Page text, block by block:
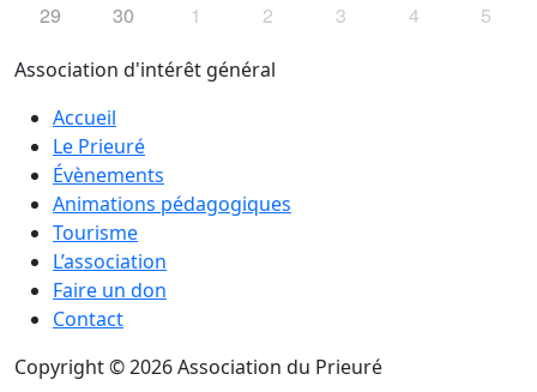
29 30 1 2 3 4 5
Association d'intérêt général
Accueil
Le Prieuré
Évènements
Animations pédagogiques
Tourisme
L’association
Faire un don
Contact
Copyright © 2026 Association du Prieuré